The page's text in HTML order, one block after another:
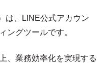
は、LINE公式アカウン
ングツールです。
、業務効率化を実現する